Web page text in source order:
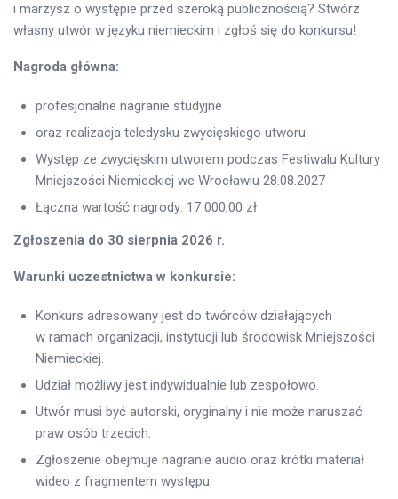
i marzysz o występie przed szeroką publicznością? Stwórz
własny utwór w języku niemieckim i zgłoś się do konkursu!
Nagroda główna:
profesjonalne nagranie studyjne
oraz realizacja teledysku zwycięskiego utworu
Występ ze zwycięskim utworem podczas Festiwalu Kultury
Mniejszości Niemieckiej we Wrocławiu 28.08.2027
Łączna wartość nagrody: 17 000,00 zł
Zgłoszenia do 30 sierpnia 2026 r.
Warunki uczestnictwa w konkursie:
Konkurs adresowany jest do twórców działających
w ramach organizacji, instytucji lub środowisk Mniejszości
Niemieckiej.
Udział możliwy jest indywidualnie lub zespołowo.
Utwór musi być autorski, oryginalny i nie może naruszać
praw osób trzecich.
Zgłoszenie obejmuje nagranie audio oraz krótki materiał
wideo z fragmentem występu.